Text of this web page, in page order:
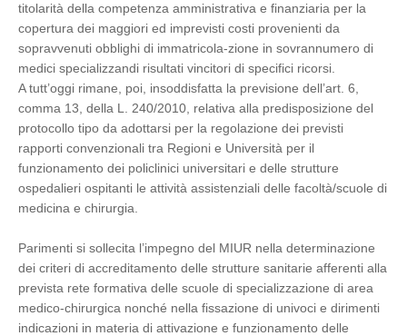
titolarità della competenza amministrativa e finanziaria per la
copertura dei maggiori ed imprevisti costi provenienti da
sopravvenuti obblighi di immatricola-zione in sovrannumero di
medici specializzandi risultati vincitori di specifici ricorsi.
A tutt’oggi rimane, poi, insoddisfatta la previsione dell’art. 6,
comma 13, della L. 240/2010, relativa alla predisposizione del
protocollo tipo da adottarsi per la regolazione dei previsti
rapporti convenzionali tra Regioni e Università per il
funzionamento dei policlinici universitari e delle strutture
ospedalieri ospitanti le attività assistenziali delle facoltà/scuole di
medicina e chirurgia.
Parimenti si sollecita l’impegno del MIUR nella determinazione
dei criteri di accreditamento delle strutture sanitarie afferenti alla
prevista rete formativa delle scuole di specializzazione di area
medico-chirurgica nonché nella fissazione di univoci e dirimenti
indicazioni in materia di attivazione e funzionamento delle